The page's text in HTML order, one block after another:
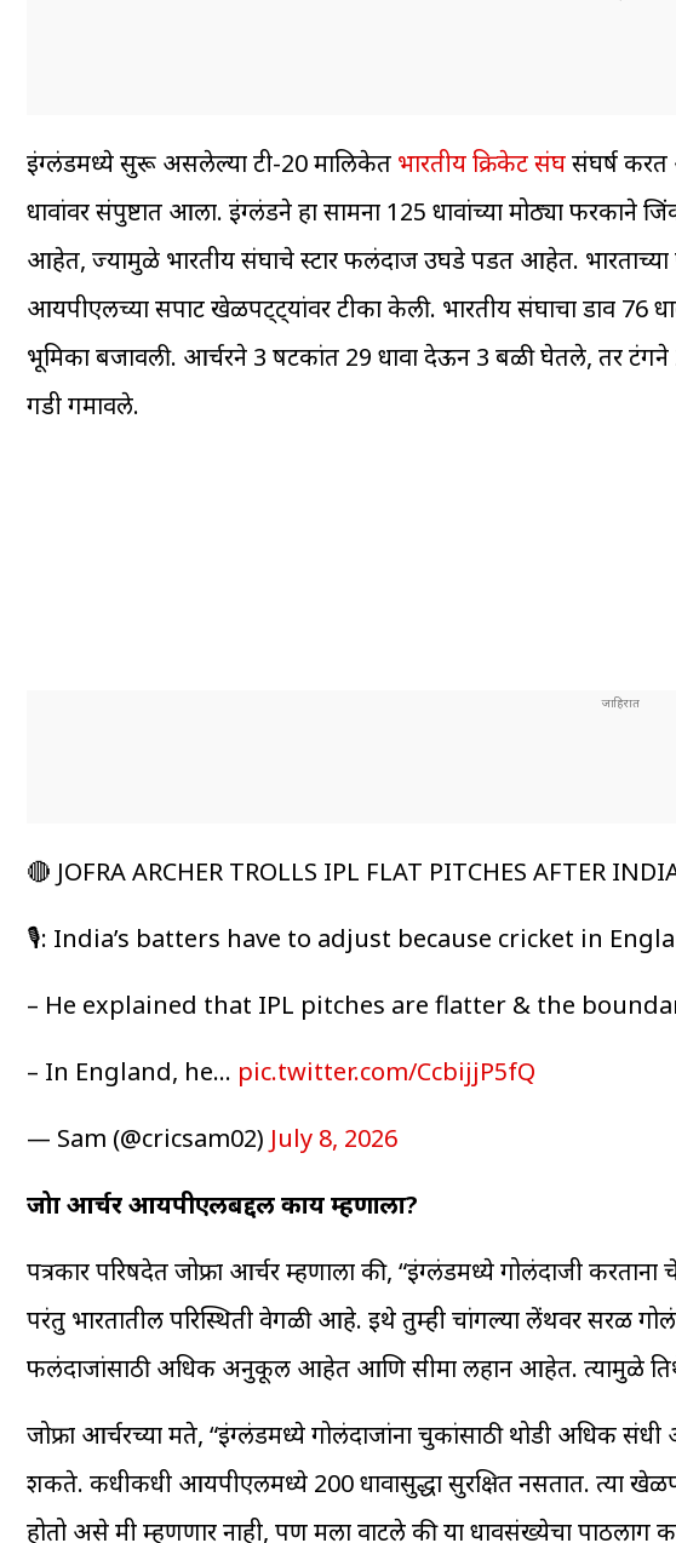
इंग्लंडमध्ये सुरू असलेल्या टी-20 मालिकेत भारतीय क्रिकेट संघसंघर्ष करत
धावांवर संपुष्टात आला. इंग्लंडने हा सामना 125 धावांच्या मोठ्या फरकाने
आहेत, ज्यामुळे भारतीय संघाचे स्टार फलंदाज उघडे पडत आहेत. भारताच्या
आयपीएलच्या सपाट खेळपट्ट्यांवर टीका केली. भारतीय संघाचा डाव 76
भूमिका बजावली. आर्चरने 3 षटकांत 29 धावा देऊन 3 बळी घेतले, तर
गडी गमावले.
🔴 JOFRA ARCHER TROLLS IPL FLAT PITCHES AFTER
🎙️: India’s batters have to adjust because cricket in
– He explained that IPL pitches are flatter & the
– In England, he… pic.twitter.com/CcbijjP5fQ
— Sam (@cricsam02) July 8, 2026
जोफ्रा आर्चर आयपीएलबद्दल काय म्हणाला?
पत्रकार परिषदेत जोफ्रा आर्चर म्हणाला की, “इंग्लंडमध्ये गोलंदाजी
परंतु भारतातील परिस्थिती वेगळी आहे. इथे तुम्ही चांगल्या लेंथवर सरळ
फलंदाजांसाठी अधिक अनुकूल आहेत आणि सीमा लहान आहेत. त्यामुळे तिथे
जोफ्रा आर्चरच्या मते, “इंग्लंडमध्ये गोलंदाजांना चुकांसाठी थोडी अधिक
शकते. कधीकधी आयपीएलमध्ये 200 धावासुद्धा सुरक्षित नसतात. त्या
होतो असे मी म्हणणार नाही, पण मला वाटले की या धावसंख्येचा पाठलाग